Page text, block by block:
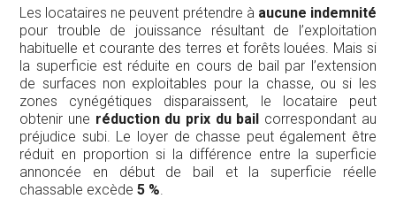
Les locataires ne peuvent prétendre à aucune indemnité
pour trouble de jouissance résultant de l’exploitation
habituelle et courante des terres et forêts louées. Mais si
la superficie est réduite en cours de bail par l’extension
de surfaces non exploitables pour la chasse, ou si les
zones cynégétiques disparaissent, le locataire peut
obtenir une réduction du prix du bail correspondant au
préjudice subi. Le loyer de chasse peut également être
réduit en proportion si la différence entre la superficie
annoncée en début de bail et la superficie réelle
chassable excède5 %.